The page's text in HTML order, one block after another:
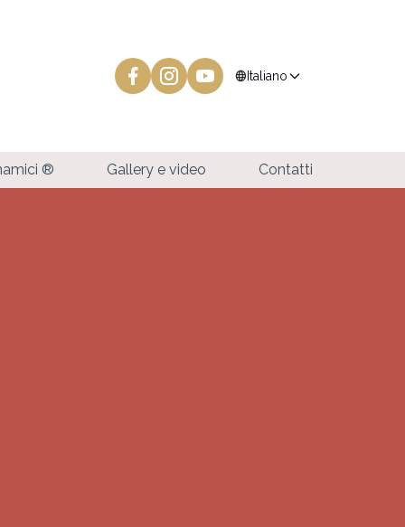
language Italiano
® Gallery e video Contatti